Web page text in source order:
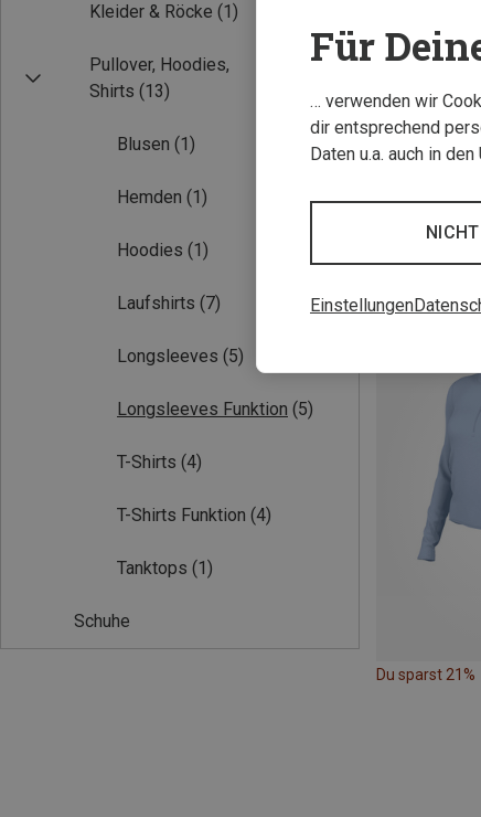
Kleider & Röcke (1)
Pullover, Hoodies,
Shirts (13)
Blusen (1)
Hemden (1)
Hoodies (1)
Laufshirts (7)
Longsleeves (5)
Longsleeves Funktion (5)
T-Shirts (4)
T-Shirts Funktion (4)
Tanktops (1)
Schuhe
Du sparst 21%
Für
… verwenden wir
dir entsprechend
Daten u.a. auch in
Einstellungen